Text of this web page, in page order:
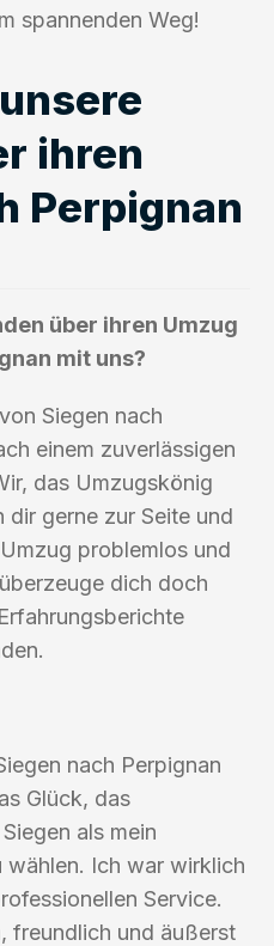
spannenden Weg!
ihren
Perpignan
über ihren Umzug
mit uns?
Siegen nach
einem zuverlässigen
das Umzugskönig
dir gerne zur Seite und
problemlos und
dich doch
nach Perpignan
Glück, das
als mein
wählen. Ich war wirklich
Service.
freundlich und äußerst